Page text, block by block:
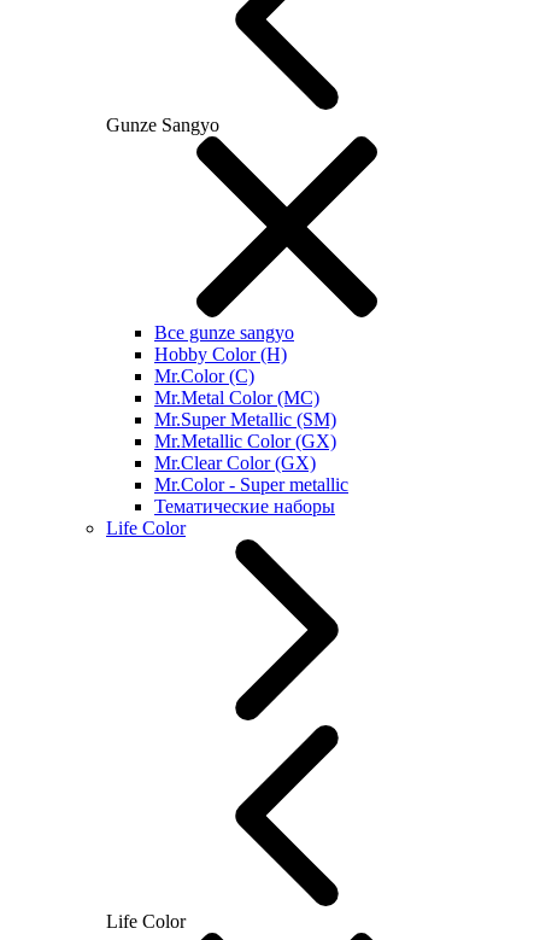
Gunze Sangyo
Все gunze sangyo
Hobby Color (H)
Mr.Color (C)
Mr.Metal Color (MC)
Mr.Super Metallic (SM)
Mr.Metallic Color (GX)
Mr.Clear Color (GX)
Mr.Color - Super metallic
Тематические наборы
Life Color
Life Color